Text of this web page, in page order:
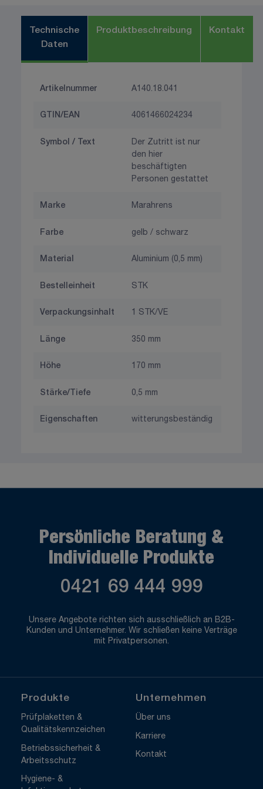
Technische
Daten
Produktbeschreibung Kontakt
Artikelnummer A140.18.041
GTIN/EAN 4061466024234
Symbol / Text
Der Zutritt ist nur
den hier
beschäftigten
Personen gestattet
Marke Marahrens
Farbe gelb / schwarz
Material Aluminium (0,5 mm)
Bestelleinheit STK
Verpackungsinhalt 1 STK/VE
Länge 350 mm
Höhe 170 mm
Stärke/Tiefe 0,5 mm
Eigenschaften witterungsbeständig
Persönliche Beratung &
Individuelle Produkte
0421 69 444 999
Unsere Angebote richten sich ausschließlich an B2B-
Kunden und Unternehmer. Wir schließen keine Verträge
mit Privatpersonen.
Produkte
Prüfplaketten &
Qualitätskennzeichen
Betriebssicherheit &
Arbeitsschutz
Hygiene- &
Unternehmen
Über uns
Karriere
Kontakt